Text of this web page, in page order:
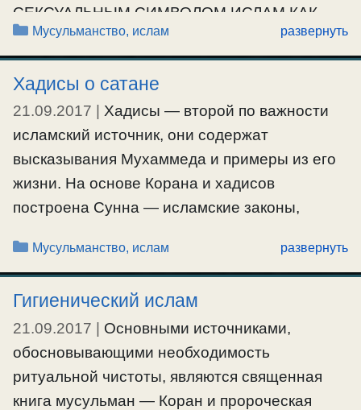
СЕКСУАЛЬНЫМ СИМВОЛОМ ИСЛАМ КАК
НАСЛЕДНИК ЭЛЛИНИСТИЧЕСКОГО
ЭРОТИЗМА ГОМОЭРОТИЧЕСКИЕ
ОТКРОВЕНИЯ КОРАНА Коран обещает
мусульманам, что в раю им будут
прислуживать прекрасные и вечно юные
мальчики. Мусульмане утверждают, что
прекрасные мальчики в мусульманском раю
выполняют роль официантов, и не более
Ещё…
#мусульмане
Рубрики
Мусульманство, ислам развернуть
Хадисы о сатане
21.09.2017
Хадисы — второй по важности
исламский источник, они содержат
высказывания Мухаммеда и примеры из его
жизни. На основе Корана и хадисов
построена Сунна — исламские законы,
Большое количество хадисов посвящено
Сатане и языческим суевериям,
недостойным монотеистической религии.
Согласно хадисам, Сатана пронизывает мир,
путает человека во время молитвы,
проникает в незакрытые кувшины …
Рубрики
Мусульманство, ислам развернуть
Гигиенический ислам
21.09.2017
Основными источниками,
обосновывающими необходимость
ритуальной чистоты, являются священная
книга мусульман — Коран и пророческая